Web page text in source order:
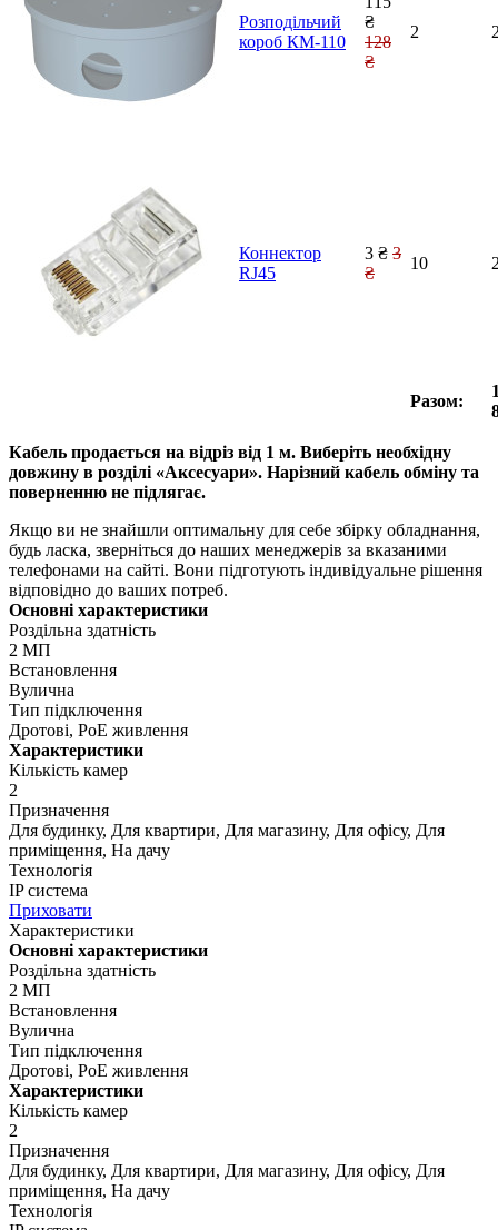
Розподільчий
короб КМ-110
₴
128
₴
2
Коннектор
RJ45
3 ₴ 3
₴
10
Разом:
Кабель продається на відріз від 1 м. Виберіть необхідну
довжину в розділі «Аксесуари». Нарізний кабель обміну та
поверненню не підлягає.
Якщо ви не знайшли оптимальну для себе збірку обладнання,
будь ласка, зверніться до наших менеджерів за вказаними
телефонами на сайті. Вони підготують індивідуальне рішення
відповідно до ваших потреб.
Основні характеристики
Роздільна здатність
2 МП
Встановлення
Вулична
Тип підключення
Дротові, PoE живлення
Характеристики
Кількість камер
2
Призначення
Для будинку, Для квартири, Для магазину, Для офісу, Для
приміщення, На дачу
Технологія
IP система
Приховати
Характеристики
Основні характеристики
Роздільна здатність
2 МП
Встановлення
Вулична
Тип підключення
Дротові, PoE живлення
Характеристики
Кількість камер
2
Призначення
Для будинку, Для квартири, Для магазину, Для офісу, Для
приміщення, На дачу
Технологія